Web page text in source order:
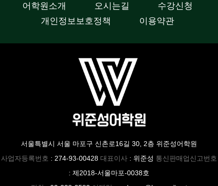
어학원소개 오시는길
수강신청
개인정보보호정책
이용약관
서울특별시 서울 마포구 신촌로16길 30, 2층 위준성어학원
사업자등록번호 : 274-93-00428 대표이사 : 위준성 통신판매업신고번호
: 제2018-서울마포-0038호